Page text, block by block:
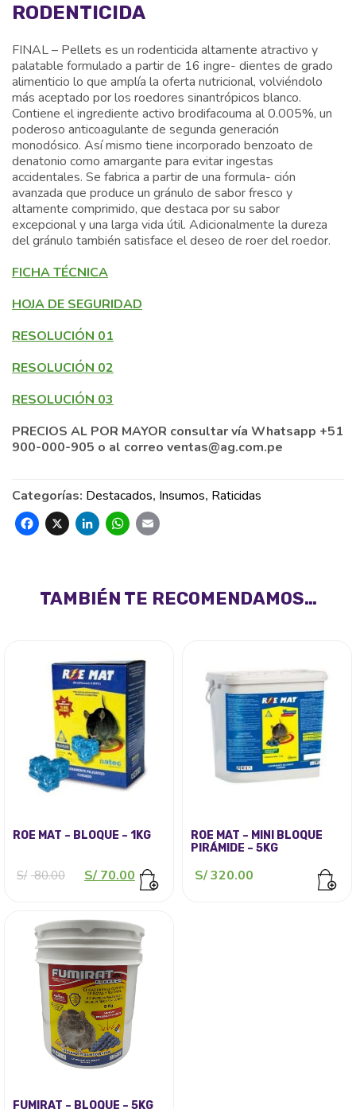
RODENTICIDA
FINAL – Pellets es un rodenticida altamente atractivo y
palatable formulado a partir de 16 ingre- dientes de grado
alimenticio lo que amplía la oferta nutricional, volviéndolo
más aceptado por los roedores sinantrópicos blanco.
Contiene el ingrediente activo brodifacouma al 0.005%, un
poderoso anticoagulante de segunda generación
monodósico. Así mismo tiene incorporado benzoato de
denatonio como amargante para evitar ingestas
accidentales. Se fabrica a partir de una formula- ción
avanzada que produce un gránulo de sabor fresco y
altamente comprimido, que destaca por su sabor
excepcional y una larga vida útil. Adicionalmente la dureza
del gránulo también satisface el deseo de roer del roedor.
FICHA TÉCNICA
HOJA DE SEGURIDAD
RESOLUCIÓN 01
RESOLUCIÓN 02
RESOLUCIÓN 03
PRECIOS AL POR MAYOR consultar vía Whatsapp +51
900-000-905 o al correo ventas@ag.com.pe
Categorías: Destacados, Insumos, Raticidas
Facebook
X LinkedIn
WhatsApp
TAMBIÉN TE RECOMENDAMOS…
ROE MAT – BLOQUE – 1KG
S/ 80.00 El
S/ 80.00.
S/ 70.00 El
precio
S/ 70.00.
ROE MAT – MINI BLOQUE
PIRÁMIDE – 5KG
S/320.00
FUMIRAT – BLOQUE – 5KG